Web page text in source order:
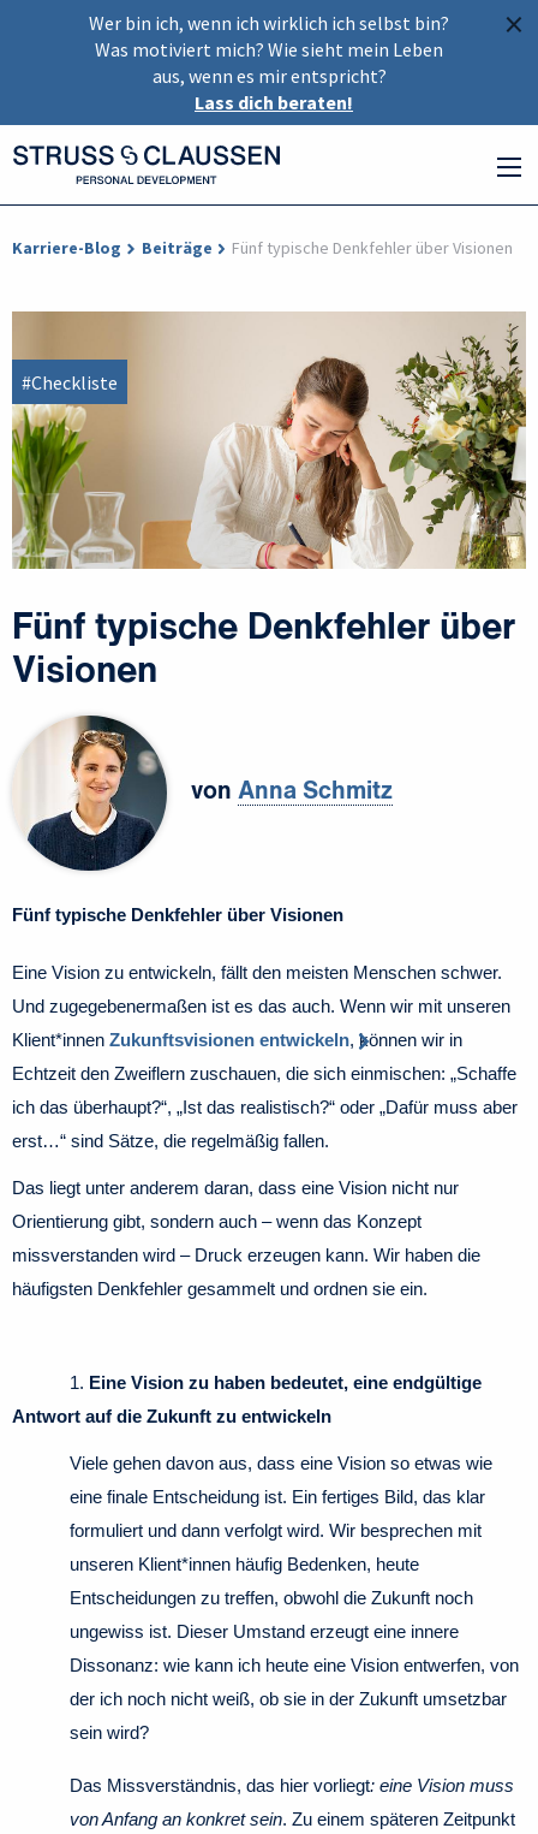
×
Wer bin ich, wenn ich wirklich ich selbst bin?
Was motiviert mich? Wie sieht mein Leben
aus, wenn es mir entspricht?
Lass dich beraten!
Karriere-Blog Beiträge Fünf typische Denkfehler über Visionen
#Checkliste
Fünf typische Denkfehler über
Visionen
vonAnna Schmitz
Fünf typische Denkfehler über Visionen
Eine Vision zu entwickeln, fällt den meisten Menschen schwer.
Und zugegebenermaßen ist es das auch. Wenn wir mit unseren
Klient*innen Zukunftsvisionen entwickeln, können wir in
Echtzeit den Zweiflern zuschauen, die sich einmischen: „Schaffe
ich das überhaupt?“, „Ist das realistisch?“ oder „Dafür muss aber
erst…“ sind Sätze, die regelmäßig fallen.
Das liegt unter anderem daran, dass eine Vision nicht nur
Orientierung gibt, sondern auch – wenn das Konzept
missverstanden wird – Druck erzeugen kann. Wir haben die
häufigsten Denkfehler gesammelt und ordnen sie ein.
1. Eine Vision zu haben bedeutet, eine endgültige
Antwort auf die Zukunft zu entwickeln
Viele gehen davon aus, dass eine Vision so etwas wie
eine finale Entscheidung ist. Ein fertiges Bild, das klar
formuliert und dann verfolgt wird. Wir besprechen mit
unseren Klient*innen häufig Bedenken, heute
Entscheidungen zu treffen, obwohl die Zukunft noch
ungewiss ist. Dieser Umstand erzeugt eine innere
Dissonanz: wie kann ich heute eine Vision entwerfen, von
der ich noch nicht weiß, ob sie in der Zukunft umsetzbar
sein wird?
Das Missverständnis, das hier vorliegt: eine Vision muss
von Anfang an konkret sein. Zu einem späteren Zeitpunkt